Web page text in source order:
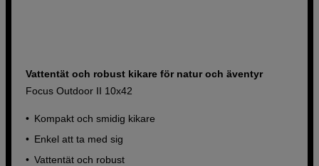
Vattentät och robust kikare för natur och äventyr
Focus Outdoor II 10x42
Kompakt och smidig kikare
Enkel att ta med sig
Vattentät och robust